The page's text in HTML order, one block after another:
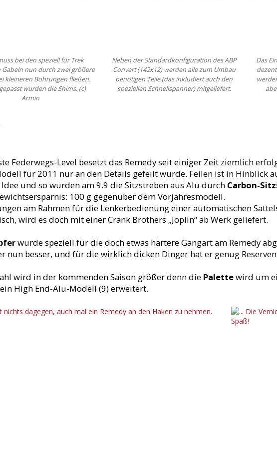
bei den speziell für Trek
nun durch zwei größere
kleineren Bohrungen fließen.
wurden die Shims. (c)
Armin
Neben der Standardkonfiguration des ABP
Convert (142x12) werden alle zum Umbau
benötigen Teile (das inkludiert auch den
speziellen Schnellspanner) mitgeliefert.
Das
Federwegs-Level besetzt das Remedy seit einiger Zeit ziemlich
für 2011 nur an den Details gefeilt wurde. Feilen ist in Hinblick
und so wurden am 9.9 die Sitzstreben aus Alu durch Carbon-
100 g gegenüber dem Vorjahresmodell.
am Rahmen für die Lenkerbedienung einer automatischen
wird es doch mit einer Crank Brothers „Joplin“ ab Werk geliefert.
wurde speziell für die doch etwas härtere Gangart am Remedy
nun besser, und für die wirklich dicken Dinger hat er genug
wird in der kommenden Saison größer denn die Palettewird um
High End-Alu-Modell (9) erweitert.